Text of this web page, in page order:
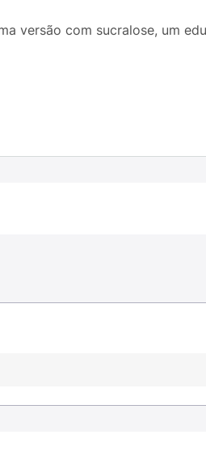
versão com sucralose, um